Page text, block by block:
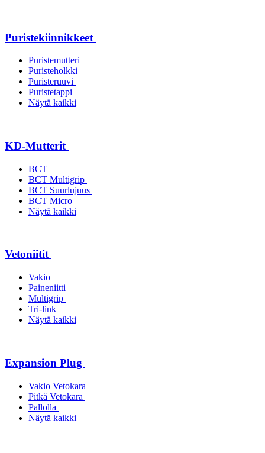
Puristekiinnikkeet
Puristemutteri
Puristeholkki
Puristeruuvi
Puristetappi
Näytä kaikki
KD-Mutterit
BCT
BCT Multigrip
BCT Suurlujuus
BCT Micro
Näytä kaikki
Vetoniitit
Vakio
Paineniitti
Multigrip
Tri-link
Näytä kaikki
Expansion Plug
Vakio Vetokara
Pitkä Vetokara
Pallolla
Näytä kaikki